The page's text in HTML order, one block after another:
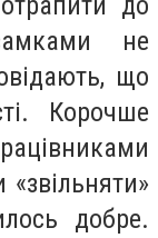
не
що
Корочше
«звільняти»
добре.